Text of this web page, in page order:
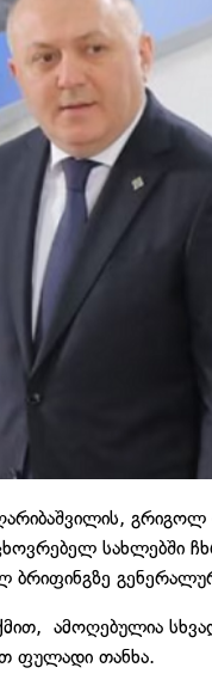
სახლებში
ბრიფინგზე
ამოღებულია
ფულადი თანხა.